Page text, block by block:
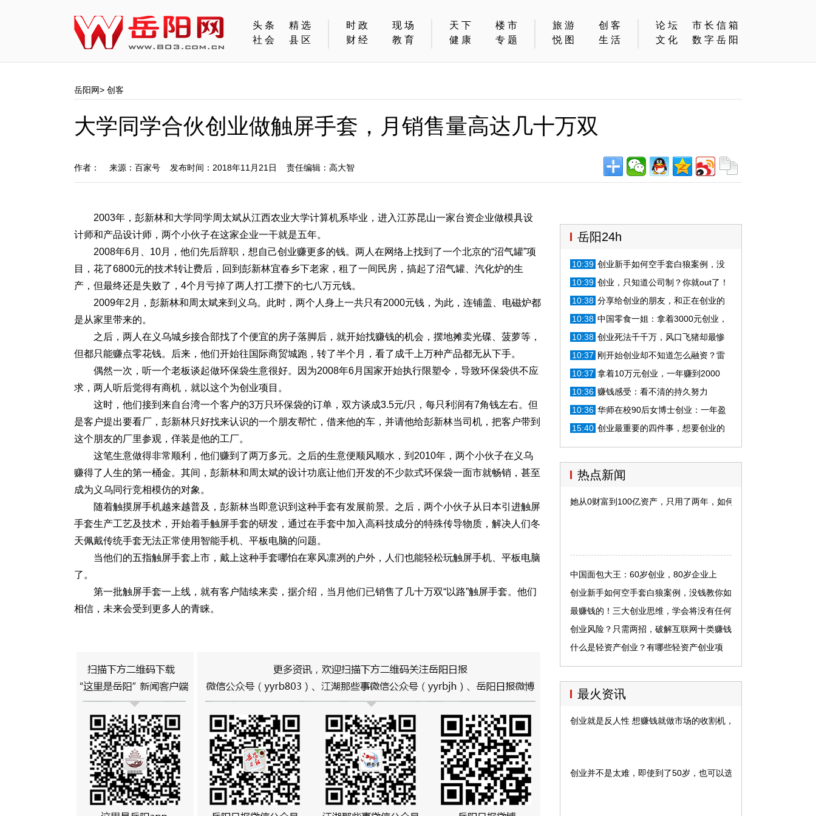
头条
精选
社会
县区
时政
现场
财经
教育
天下
楼市
健康
专题
旅游
创客
悦图
生活
论坛
市长信箱
文化
数字岳阳
岳阳网> 创客
大学同学合伙创业做触屏手套，月销售量高达几十万双
作者： 来源：百家号 发布时间：2018年11月21日 责任编辑：高大智
2003年，彭新林和大学同学周太斌从江西农业大学计算机系毕业，进入江苏昆山一家台资企业做模具设
计师和产品设计师，两个小伙子在这家企业一干就是五年。
2008年6月、10月，他们先后辞职，想自己创业赚更多的钱。两人在网络上找到了一个北京的“沼气罐”项
目，花了6800元的技术转让费后，回到彭新林宜春乡下老家，租了一间民房，搞起了沼气罐、汽化炉的生
产，但最终还是失败了，4个月亏掉了两人打工攒下的七八万元钱。
2009年2月，彭新林和周太斌来到义乌。此时，两个人身上一共只有2000元钱，为此，连铺盖、电磁炉都
是从家里带来的。
之后，两人在义乌城乡接合部找了个便宜的房子落脚后，就开始找赚钱的机会，摆地摊卖光碟、菠萝等，
但都只能赚点零花钱。后来，他们开始往国际商贸城跑，转了半个月，看了成千上万种产品都无从下手。
偶然一次，听一个老板谈起做环保袋生意很好。因为2008年6月国家开始执行限塑令，导致环保袋供不应
求，两人听后觉得有商机，就以这个为创业项目。
这时，他们接到来自台湾一个客户的3万只环保袋的订单，双方谈成3.5元/只，每只利润有7角钱左右。但
是客户提出要看厂，彭新林只好找来认识的一个朋友帮忙，借来他的车，并请他给彭新林当司机，把客户带到
这个朋友的厂里参观，佯装是他的工厂。
这笔生意做得非常顺利，他们赚到了两万多元。之后的生意便顺风顺水，到2010年，两个小伙子在义乌
赚得了人生的第一桶金。其间，彭新林和周太斌的设计功底让他们开发的不少款式环保袋一面市就畅销，甚至
成为义乌同行竞相模仿的对象。
随着触摸屏手机越来越普及，彭新林当即意识到这种手套有发展前景。之后，两个小伙子从日本引进触屏
手套生产工艺及技术，开始着手触屏手套的研发，通过在手套中加入高科技成分的特殊传导物质，解决人们冬
天佩戴传统手套无法正常使用智能手机、平板电脑的问题。
当他们的五指触屏手套上市，戴上这种手套哪怕在寒风凛冽的户外，人们也能轻松玩触屏手机、平板电脑
了。
第一批触屏手套一上线，就有客户陆续来卖，据介绍，当月他们已销售了几十万双“以路”触屏手套。他们
相信，未来会受到更多人的青睐。
岳阳24h
10:39 创业新手如何空手套白狼案例，没
钱教你如何创业
10:39 创业，只知道公司制？你就out了！
多种创业形式，为你省时省力！
10:38 分享给创业的朋友，和正在创业的
自己！
10:38 中国零食一姐：拿着3000元创业，
她和丈夫开了2600多家连锁店
10:38 创业死法千千万，风口飞猪却最惨
10:37 刚开始创业却不知道怎么融资？雷
军一语点醒梦中人
10:37 拿着10万元创业，一年赚到2000
万，坐拥448亿资产
10:36 赚钱感受：看不清的持久努力
10:36 华师在校90后女博士创业：一年盈
利400万，融资2亿元
15:40 创业最重要的四件事，想要创业的
朋友们，都应该知道
热点新闻
她从0财富到100亿资产，只用了两年，如何做到的？
中国面包大王：60岁创业，80岁企业上
市，83岁身家190亿
创业新手如何空手套白狼案例，没钱教你如
何创业
最赚钱的！三大创业思维，学会将没有任何
生意不会做《一》
创业风险？只需两招，破解互联网十类赚钱
骗局！
什么是轻资产创业？有哪些轻资产创业项
目？推荐五个
最火资讯
创业就是反人性 想赚钱就做市场的收割机，而不是做韭菜
创业并不是太难，即使到了50岁，也可以选择这些项目创业